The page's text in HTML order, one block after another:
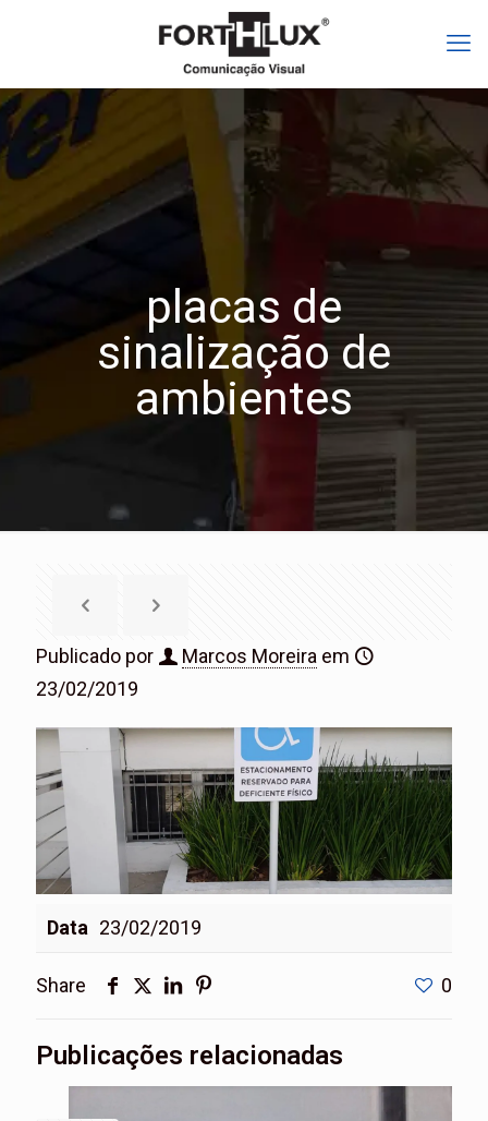
placas de
sinalização de
ambientes
Publicado por Marcos Moreira em
23/02/2019
Data 23/02/2019
Share 0
Publicações relacionadas